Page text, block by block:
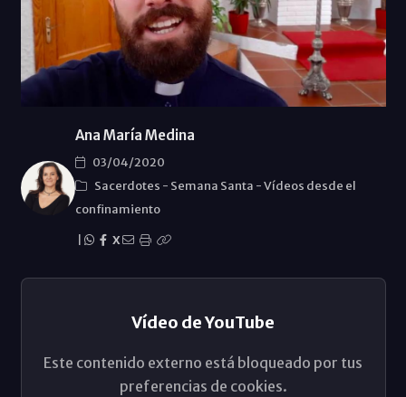
Ana María Medina
03/04/2020
Sacerdotes - Semana Santa -Vídeos desde el
confinamiento
X
Vídeo de YouTube
Este contenido externo está bloqueado por tus
preferencias de cookies.